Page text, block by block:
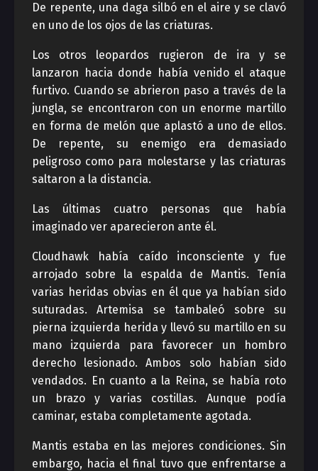
De repente, una daga silbó en el aire y se clavó
en uno de los ojos de las criaturas.
Los otros leopardos rugieron de ira y se
lanzaron hacia donde había venido el ataque
furtivo. Cuando se abrieron paso a través de la
jungla, se encontraron con un enorme martillo
en forma de melón que aplastó a uno de ellos.
De repente, su enemigo era demasiado
peligroso como para molestarse y las criaturas
saltaron a la distancia.
Las últimas cuatro personas que había
imaginado ver aparecieron ante él.
Cloudhawk había caído inconsciente y fue
arrojado sobre la espalda de Mantis. Tenía
varias heridas obvias en él que ya habían sido
suturadas. Artemisa se tambaleó sobre su
pierna izquierda herida y llevó su martillo en su
mano izquierda para favorecer un hombro
derecho lesionado. Ambos solo habían sido
vendados. En cuanto a la Reina, se había roto
un brazo y varias costillas. Aunque podía
caminar, estaba completamente agotada.
Mantis estaba en las mejores condiciones. Sin
embargo, hacia el final tuvo que enfrentarse a